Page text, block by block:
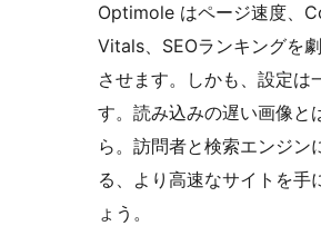
Optimole はページ速度、
Vitals、SEOランキングを
させます。しかも、設定は
す。読み込みの遅い画像と
ら。訪問者と検索エンジン
る、より高速なサイトを手
ょう。